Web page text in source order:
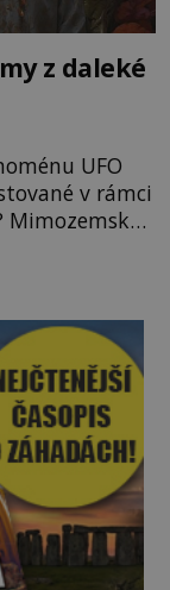
z daleké
UFO
v rámci
úkol?
mostech
diskutují